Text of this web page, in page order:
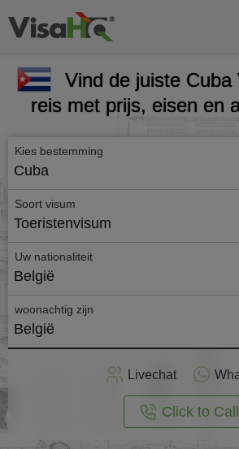
Vind de juiste Cuba
reis met prijs, eisen en
Kies bestemming
Cuba
Soort visum
Toeristenvisum
Uw nationaliteit
België
woonachtig zijn
België
Livechat
Click to Call